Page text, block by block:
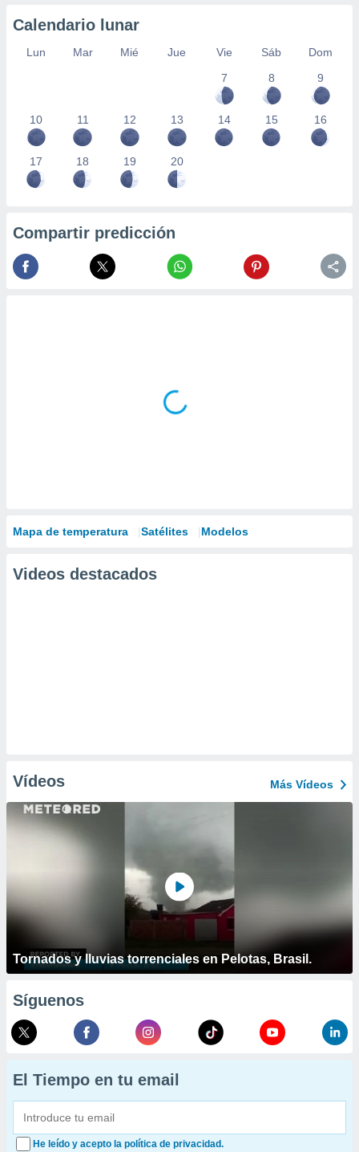
Calendario lunar
Lun Mar Mié Jue Vie Sáb
Dom
7
8 9
10 11 12 13 14 15 16
17 18 19 20
Compartir predicción
Mapa de temperatura Satélites Modelos
Videos destacados
Vídeos Más Vídeos
Tornados y lluvias torrenciales en Pelotas, Brasil.
Síguenos
El Tiempo en tu email
He leído y acepto la política de privacidad.